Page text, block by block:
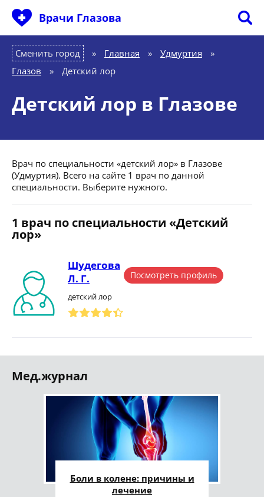
Врачи Глазова
Сменить город Главная » Удмуртия
»
Глазов
» Детский лор
Детский лор в Глазове
Врач по специальности «детский лор» в Глазове
(Удмуртия). Всего на сайте 1 врач по данной
специальности. Выберите нужного.
1 врач по специальности «Детский
лор»
Шудегова
Л. Г.
детский лор
Посмотреть профиль
Мед.журнал
Боли в колене: причины и
лечение